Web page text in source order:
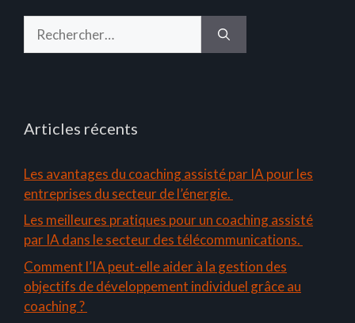
Articles récents
Les avantages du coaching assisté par IA pour les
entreprises du secteur de l’énergie.
Les meilleures pratiques pour un coaching assisté
par IA dans le secteur des télécommunications.
Comment l’IA peut-elle aider à la gestion des
objectifs de développement individuel grâce au
coaching ?